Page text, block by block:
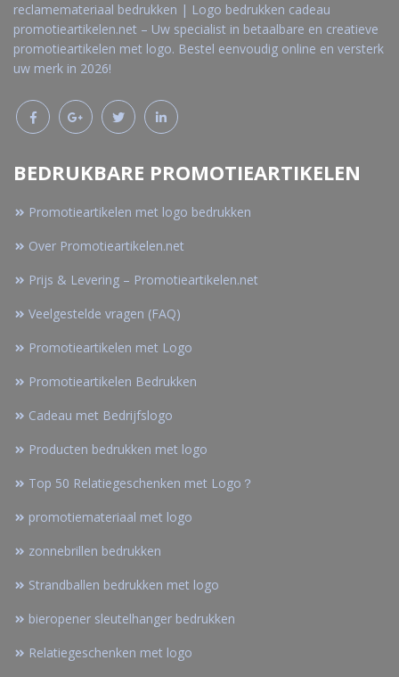
reclamemateriaal bedrukken | Logo bedrukken cadeau
promotieartikelen.net – Uw specialist in betaalbare en creatieve
promotieartikelen met logo. Bestel eenvoudig online en versterk
uw merk in 2026!
BEDRUKBARE PROMOTIEARTIKELEN
Promotieartikelen met logo bedrukken
Over Promotieartikelen.net
Prijs & Levering – Promotieartikelen.net
Veelgestelde vragen (FAQ)
Promotieartikelen met Logo
Promotieartikelen Bedrukken
Cadeau met Bedrijfslogo
Producten bedrukken met logo
Top 50 Relatiegeschenken met Logo？
promotiemateriaal met logo
zonnebrillen bedrukken
Strandballen bedrukken met logo
bieropener sleutelhanger bedrukken
Relatiegeschenken met logo